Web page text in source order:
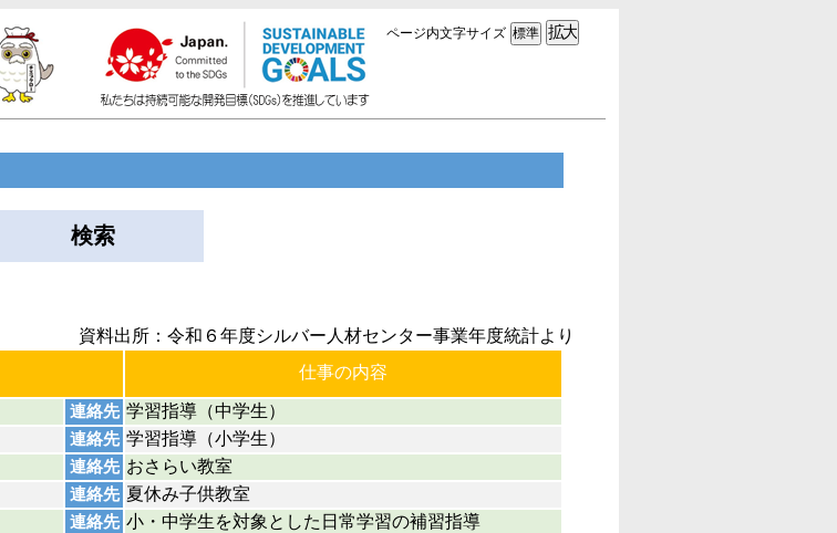
ページ内文字サイズ
検索
資料出所：令和６年度シルバー人材センター事業年度統計より
仕事の内容
連絡先 学習指導（中学生）
連絡先 学習指導（小学生）
連絡先 おさらい教室
連絡先 夏休み子供教室
連絡先 小・中学生を対象とした日常学習の補習指導